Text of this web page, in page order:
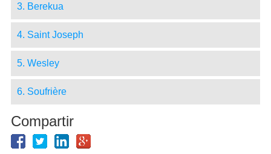
3. Berekua
4. Saint Joseph
5. Wesley
6. Soufrière
Compartir